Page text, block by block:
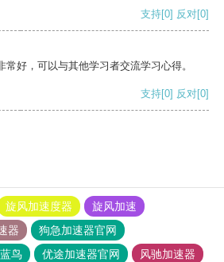
支持[0] 反对[0]
好，可以与其他学习者交流学习心得。
支持[0] 反对[0]
旋风加速度器
旋风加速
器
狗急加速器官网
鸟 优途加速器官网
风驰加速器